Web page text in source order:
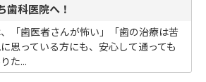
歯科医院へ！
「歯医者さんが怖い」「歯の治療は苦
っている方にも、安心して通っても
た...